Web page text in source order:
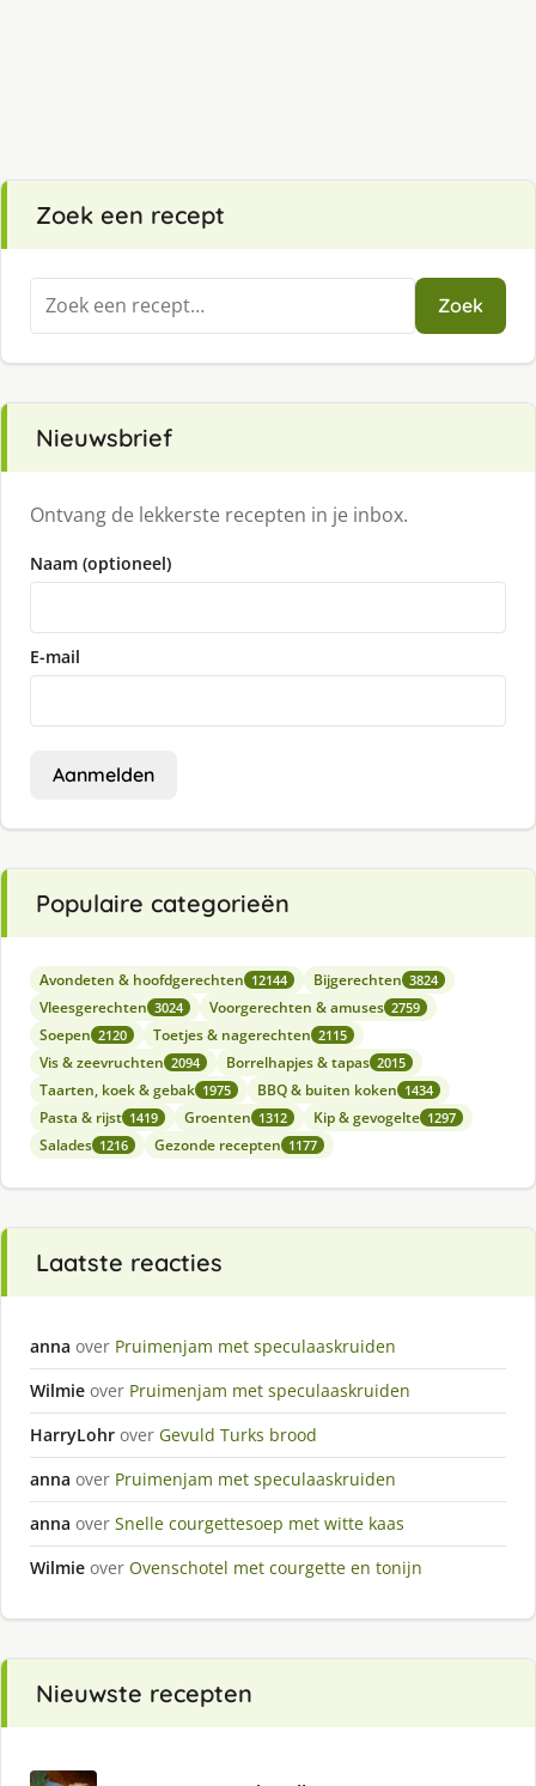
Zoek een recept
Zoeken
naar:
Zoek
Nieuwsbrief
Ontvang de lekkerste recepten in je inbox.
Naam (optioneel)
E-mail
Aanmelden
Populaire categorieën
Avondeten & hoofdgerechten 12144 Bijgerechten 3824
Vleesgerechten 3024 Voorgerechten & amuses 2759
Soepen 2120 Toetjes & nagerechten 2115
Vis & zeevruchten 2094 Borrelhapjes & tapas 2015
Taarten, koek & gebak 1975 BBQ & buiten koken 1434
Pasta & rijst 1419 Groenten 1312 Kip & gevogelte 1297
Salades 1216 Gezonde recepten 1177
Laatste reacties
anna over Pruimenjam met speculaaskruiden
Wilmie over Pruimenjam met speculaaskruiden
HarryLohr over Gevuld Turks brood
anna over Pruimenjam met speculaaskruiden
anna over Snelle courgettesoep met witte kaas
Wilmie over Ovenschotel met courgette en tonijn
Nieuwste recepten